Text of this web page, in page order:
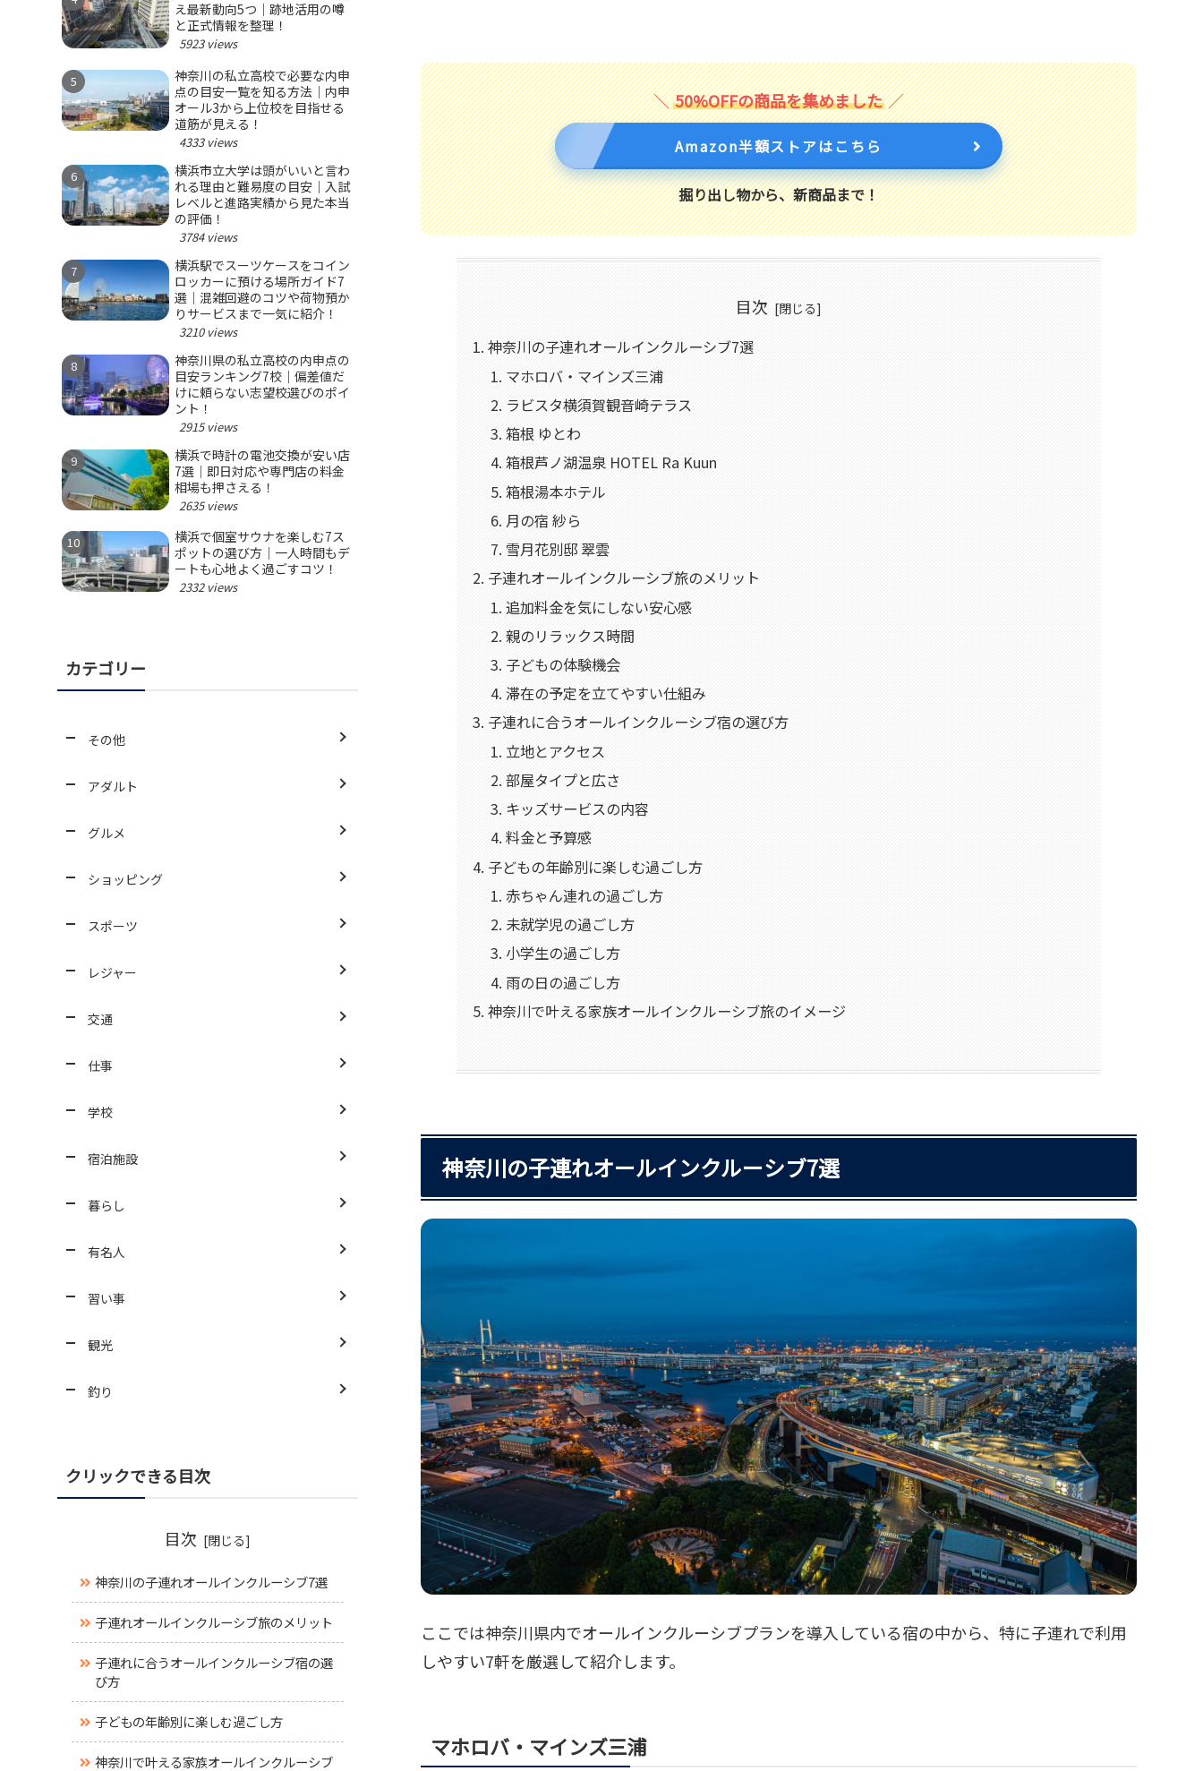
50%OFFの商品を集めました
Amazon半額ストアはこちら
掘り出し物から、新商品まで！
目次
神奈川の子連れオールインクルーシブ7選
マホロバ・マインズ三浦
ラビスタ横須賀観音崎テラス
箱根 ゆとわ
箱根芦ノ湖温泉 HOTEL Ra Kuun
箱根湯本ホテル
月の宿 紗ら
雪月花別邸 翠雲
子連れオールインクルーシブ旅のメリット
追加料金を気にしない安心感
親のリラックス時間
子どもの体験機会
滞在の予定を立てやすい仕組み
子連れに合うオールインクルーシブ宿の選び方
立地とアクセス
部屋タイプと広さ
キッズサービスの内容
料金と予算感
子どもの年齢別に楽しむ過ごし方
赤ちゃん連れの過ごし方
未就学児の過ごし方
小学生の過ごし方
雨の日の過ごし方
神奈川で叶える家族オールインクルーシブ旅のイメージ
神奈川の子連れオールインクルーシブ7選
ここでは神奈川県内でオールインクルーシブプランを導入している宿の中から、特に子連れで利用
しやすい7軒を厳選して紹介します。
マホロバ・マインズ三浦
え最新動向5つ｜跡地活用の噂
と正式情報を整理！
5923 views
神奈川の私立高校で必要な内申
点の目安一覧を知る方法｜内申
オール3から上位校を目指せる
道筋が見える！
4333 views
横浜市立大学は頭がいいと言わ
れる理由と難易度の目安｜入試
レベルと進路実績から見た本当
の評価！
3784 views
横浜駅でスーツケースをコイン
ロッカーに預ける場所ガイド7
選｜混雑回避のコツや荷物預か
りサービスまで一気に紹介！
3210 views
神奈川県の私立高校の内申点の
目安ランキング7校｜偏差値だ
けに頼らない志望校選びのポイ
ント！
2915 views
横浜で時計の電池交換が安い店
7選｜即日対応や専門店の料金
相場も押さえる！
2635 views
横浜で個室サウナを楽しむ7ス
ポットの選び方｜一人時間もデ
ートも心地よく過ごすコツ！
2332 views
カテゴリー
その他
アダルト
グルメ
ショッピング
スポーツ
レジャー
交通
仕事
学校
宿泊施設
暮らし
有名人
習い事
観光
釣り
クリックできる目次
目次
神奈川の子連れオールインクルーシブ7選
子連れオールインクルーシブ旅のメリット
子連れに合うオールインクルーシブ宿の選
び方
子どもの年齢別に楽しむ過ごし方
神奈川で叶える家族オールインクルーシブ